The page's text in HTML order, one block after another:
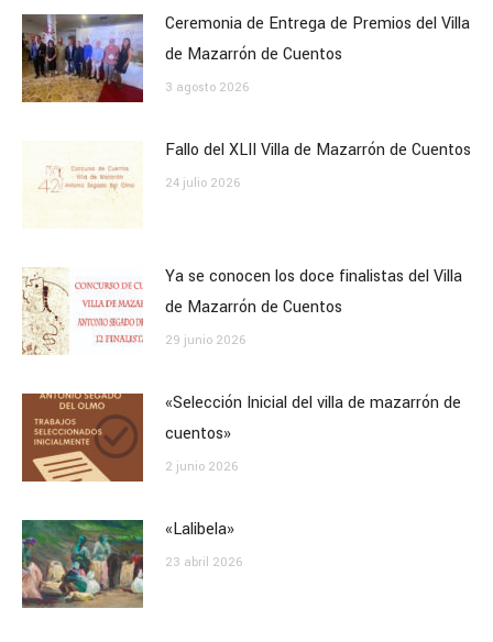
Ceremonia de Entrega de Premios del Villa
de Mazarrón de Cuentos
3 agosto 2026
Fallo del XLII Villa de Mazarrón de Cuentos
24 julio 2026
Ya se conocen los doce finalistas del Villa
de Mazarrón de Cuentos
29 junio 2026
«Selección Inicial del villa de mazarrón de
cuentos»
2 junio 2026
«Lalibela»
23 abril 2026